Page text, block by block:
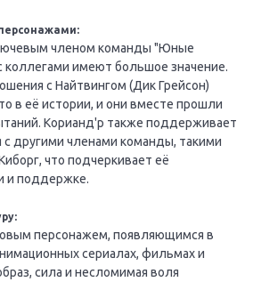
членом команды "Юные
коллегами имеют большое значение.
с Найтвингом (Дик Грейсон)
в её истории, и они вместе прошли
Корианд'р также поддерживает
другими членами команды, такими
что подчеркивает её
и поддержке.
персонажем, появляющимся в
сериалах, фильмах и
сила и несломимая воля